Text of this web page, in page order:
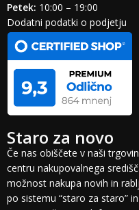
Petek: 10:00 – 19:00
Dodatni podatki o podjetju
Staro za novo
Če nas obiščete v naši
centru nakupovalnega
možnost nakupa novih in
po sistemu “staro za staro”